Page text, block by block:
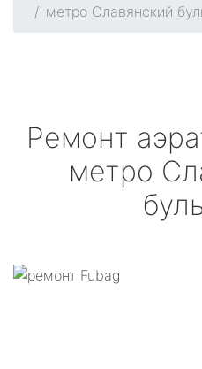
метро Славянский
Ремонт
метро